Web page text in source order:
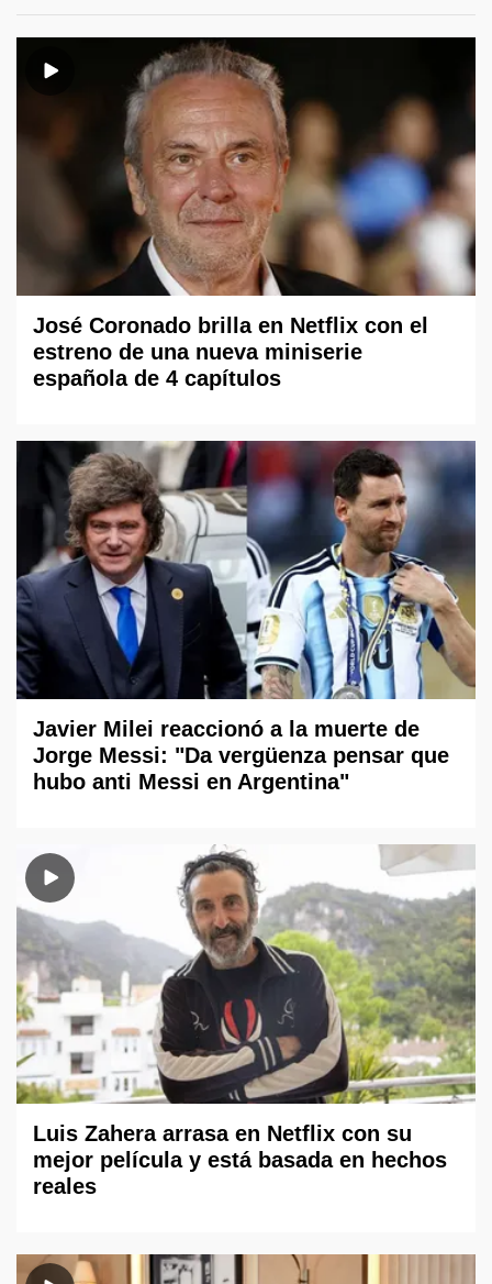
José Coronado brilla en Netflix con el
estreno de una nueva miniserie
española de 4 capítulos
Javier Milei reaccionó a la muerte de
Jorge Messi: "Da vergüenza pensar que
hubo anti Messi en Argentina"
Luis Zahera arrasa en Netflix con su
mejor película y está basada en hechos
reales